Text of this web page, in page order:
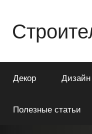
содержимому
о
строительстве
Декор Дизайн
Полезные статьи